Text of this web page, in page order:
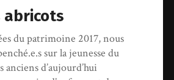
abricots
du patrimoine 2017, nous
sur la jeunesse du
d’aujourd’hui